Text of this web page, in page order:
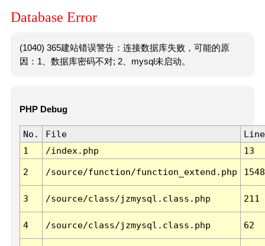
Database Error
(1040) 365建站错误警告：连接数据库失败，可能的原
因：1、数据库密码不对; 2、mysql未启动。
PHP Debug
No. File
Line
1
/index.php 13
2 /source/function/function_extend.php 1548
3 /source/class/jzmysql.class.php 211
4 /source/class/jzmysql.class.php 62